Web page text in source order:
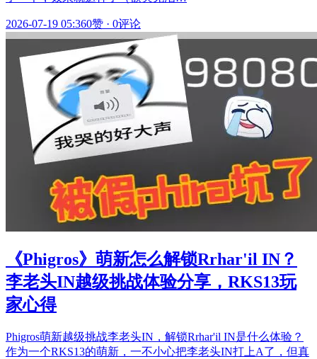
2026-07-19 05:360赞 · 0评论
《Phigros》萌新怎么解锁Rrhar'il IN？
李老头IN越级挑战体验分享，RKS13玩
家心得
Phigros萌新越级挑战李老头IN，解锁Rrhar'il IN是什么体验？
作为一个RKS13的萌新，一不小心把李老头IN打上A了，但真